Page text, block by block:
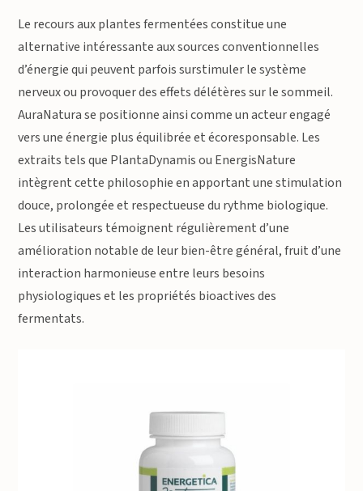
Le recours aux plantes fermentées constitue une
alternative intéressante aux sources conventionnelles
d’énergie qui peuvent parfois surstimuler le système
nerveux ou provoquer des effets délétères sur le sommeil.
AuraNatura se positionne ainsi comme un acteur engagé
vers une énergie plus équilibrée et écoresponsable. Les
extraits tels que PlantaDynamis ou EnergisNature
intègrent cette philosophie en apportant une stimulation
douce, prolongée et respectueuse du rythme biologique.
Les utilisateurs témoignent régulièrement d’une
amélioration notable de leur bien-être général, fruit d’une
interaction harmonieuse entre leurs besoins
physiologiques et les propriétés bioactives des
fermentats.